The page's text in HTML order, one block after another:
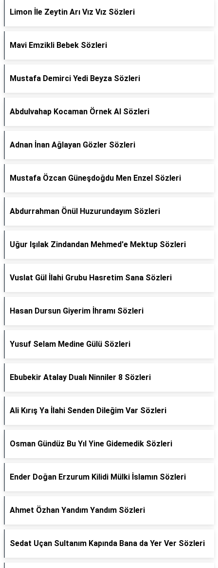
Limon İle Zeytin Arı Vız Vız Sözleri
Mavi Emzikli Bebek Sözleri
Mustafa Demirci Yedi Beyza Sözleri
Abdulvahap Kocaman Örnek Al Sözleri
Adnan İnan Ağlayan Gözler Sözleri
Mustafa Özcan Güneşdoğdu Men Enzel Sözleri
Abdurrahman Önül Huzurundayım Sözleri
Uğur Işılak Zindandan Mehmed'e Mektup Sözleri
Vuslat Gül İlahi Grubu Hasretim Sana Sözleri
Hasan Dursun Giyerim İhramı Sözleri
Yusuf Selam Medine Gülü Sözleri
Ebubekir Atalay Dualı Ninniler 8 Sözleri
Ali Kırış Ya İlahi Senden Dileğim Var Sözleri
Osman Gündüz Bu Yıl Yine Gidemedik Sözleri
Ender Doğan Erzurum Kilidi Mülki İslamın Sözleri
Ahmet Özhan Yandım Yandım Sözleri
Sedat Uçan Sultanım Kapında Bana da Yer Ver Sözleri